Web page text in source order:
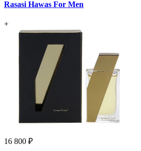
Rasasi Hawas For Men
+
16 800 ₽